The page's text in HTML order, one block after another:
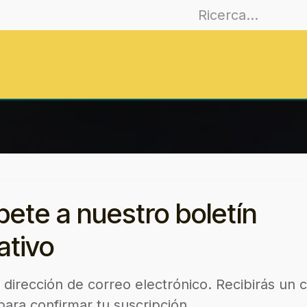
a nuestro boletín
de correo electrónico. Recibirás un